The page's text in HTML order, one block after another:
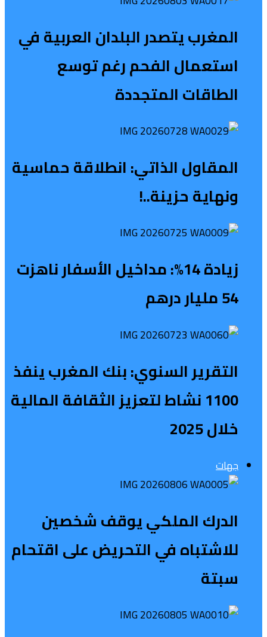
المغرب يتصدر البلدان العربية في
استعمال الفحم رغم توسع
الطاقات المتجددة
المقاول الذاتي: انطلاقة حماسية
ونهاية حزينة..!
زيادة 14%: مداخيل الأسفار ناهزت
54 مليار درهم
التقرير السنوي: بنك المغرب ينفذ
1100 نشاط لتعزيز الثقافة المالية
خلال 2025
جهات
الدرك الملكي يوقف شخصين
للاشتباه في التحريض على اقتحام
سبتة